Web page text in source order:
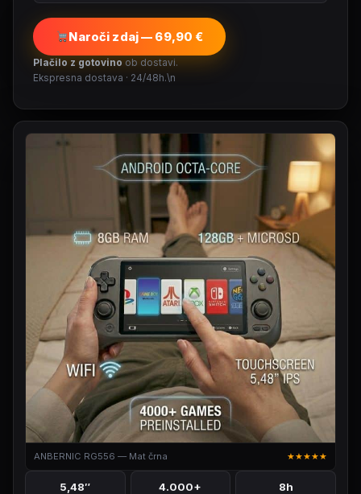
Naroči zdaj — 69,90 €
Plačilo z gotovino ob dostavi.
Ekspresna dostava · 24/48h.\n
ANBERNIC RG556 — Mat črna ★★★★★
5,48″ 4.000+ 8h